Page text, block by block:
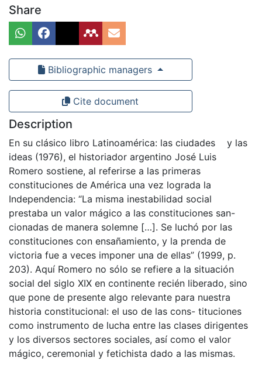
Share
Bibliographic managers
Cite document
Description
En su clásico libro Latinoamérica: las ciudades y las
ideas (1976), el historiador argentino José Luis
Romero sostiene, al referirse a las primeras
constituciones de América una vez lograda la
Independencia: “La misma inestabilidad social
prestaba un valor mágico a las constituciones san-
cionadas de manera solemne […]. Se luchó por las
constituciones con ensañamiento, y la prenda de
victoria fue a veces imponer una de ellas” (1999, p.
203). Aquí Romero no sólo se refiere a la situación
social del siglo XIX en continente recién liberado, sino
que pone de presente algo relevante para nuestra
historia constitucional: el uso de las cons- tituciones
como instrumento de lucha entre las clases dirigentes
y los diversos sectores sociales, así como el valor
mágico, ceremonial y fetichista dado a las mismas.